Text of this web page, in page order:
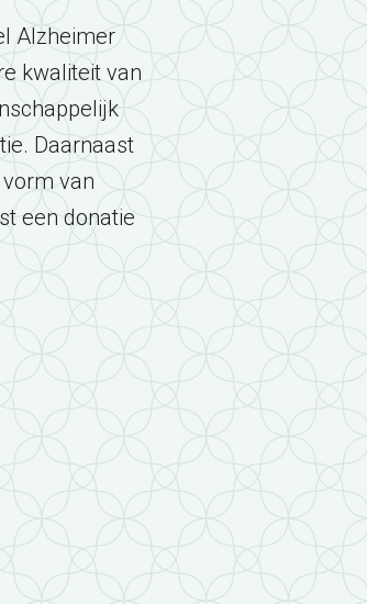
Alzheimer
kwaliteit van
Daarnaast
van
een donatie